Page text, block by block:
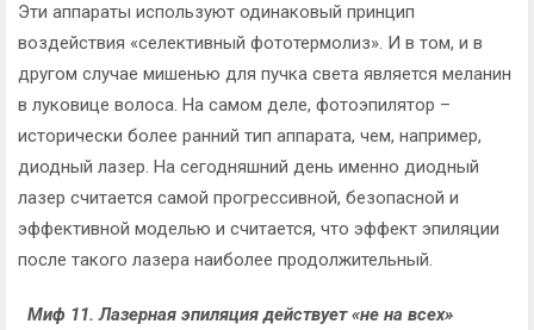
Эти аппараты используют одинаковый принцип
воздействия «селективный фототермолиз». И в том, и в
другом случае мишенью для пучка света является меланин
в луковице волоса. На самом деле, фотоэпилятор –
исторически более ранний тип аппарата, чем, например,
диодный лазер. На сегодняшний день именно диодный
лазер считается самой прогрессивной, безопасной и
эффективной моделью и считается, что эффект эпиляции
после такого лазера наиболее продолжительный.
Миф 11. Лазерная эпиляция действует «не на всех»